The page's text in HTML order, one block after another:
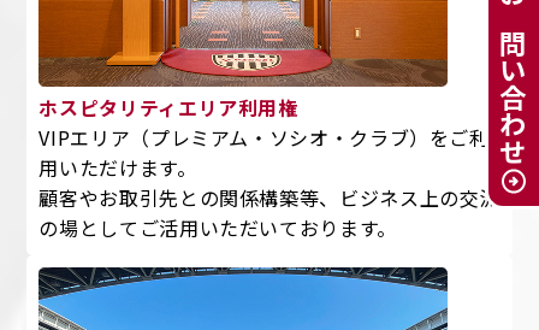
お問い合わせ
ホスピタリティエリア利用権
VIPエリア（プレミアム・ソシオ・クラブ）をご利
用いただけます。
顧客やお取引先との関係構築等、ビジネス上の交流
の場としてご活用いただいております。